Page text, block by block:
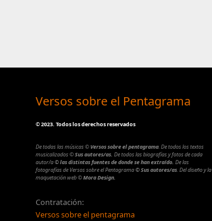
Versos sobre el Pentagrama
©2023. Todos los derechos reservados
De todas las músicas© Versos sobre el pentagrama. De todos los textos
musicalizados©Sus autores/as. De todos las biografías y fotos de cada
autor/a© las distintas fuentes de donde se han extraído. De las
fotografías de Versos sobre el Pentagrama© Sus autores/as. Del diseño y la
maquetación web©Mora Design.
Contratación:
Versos sobre el pentagrama